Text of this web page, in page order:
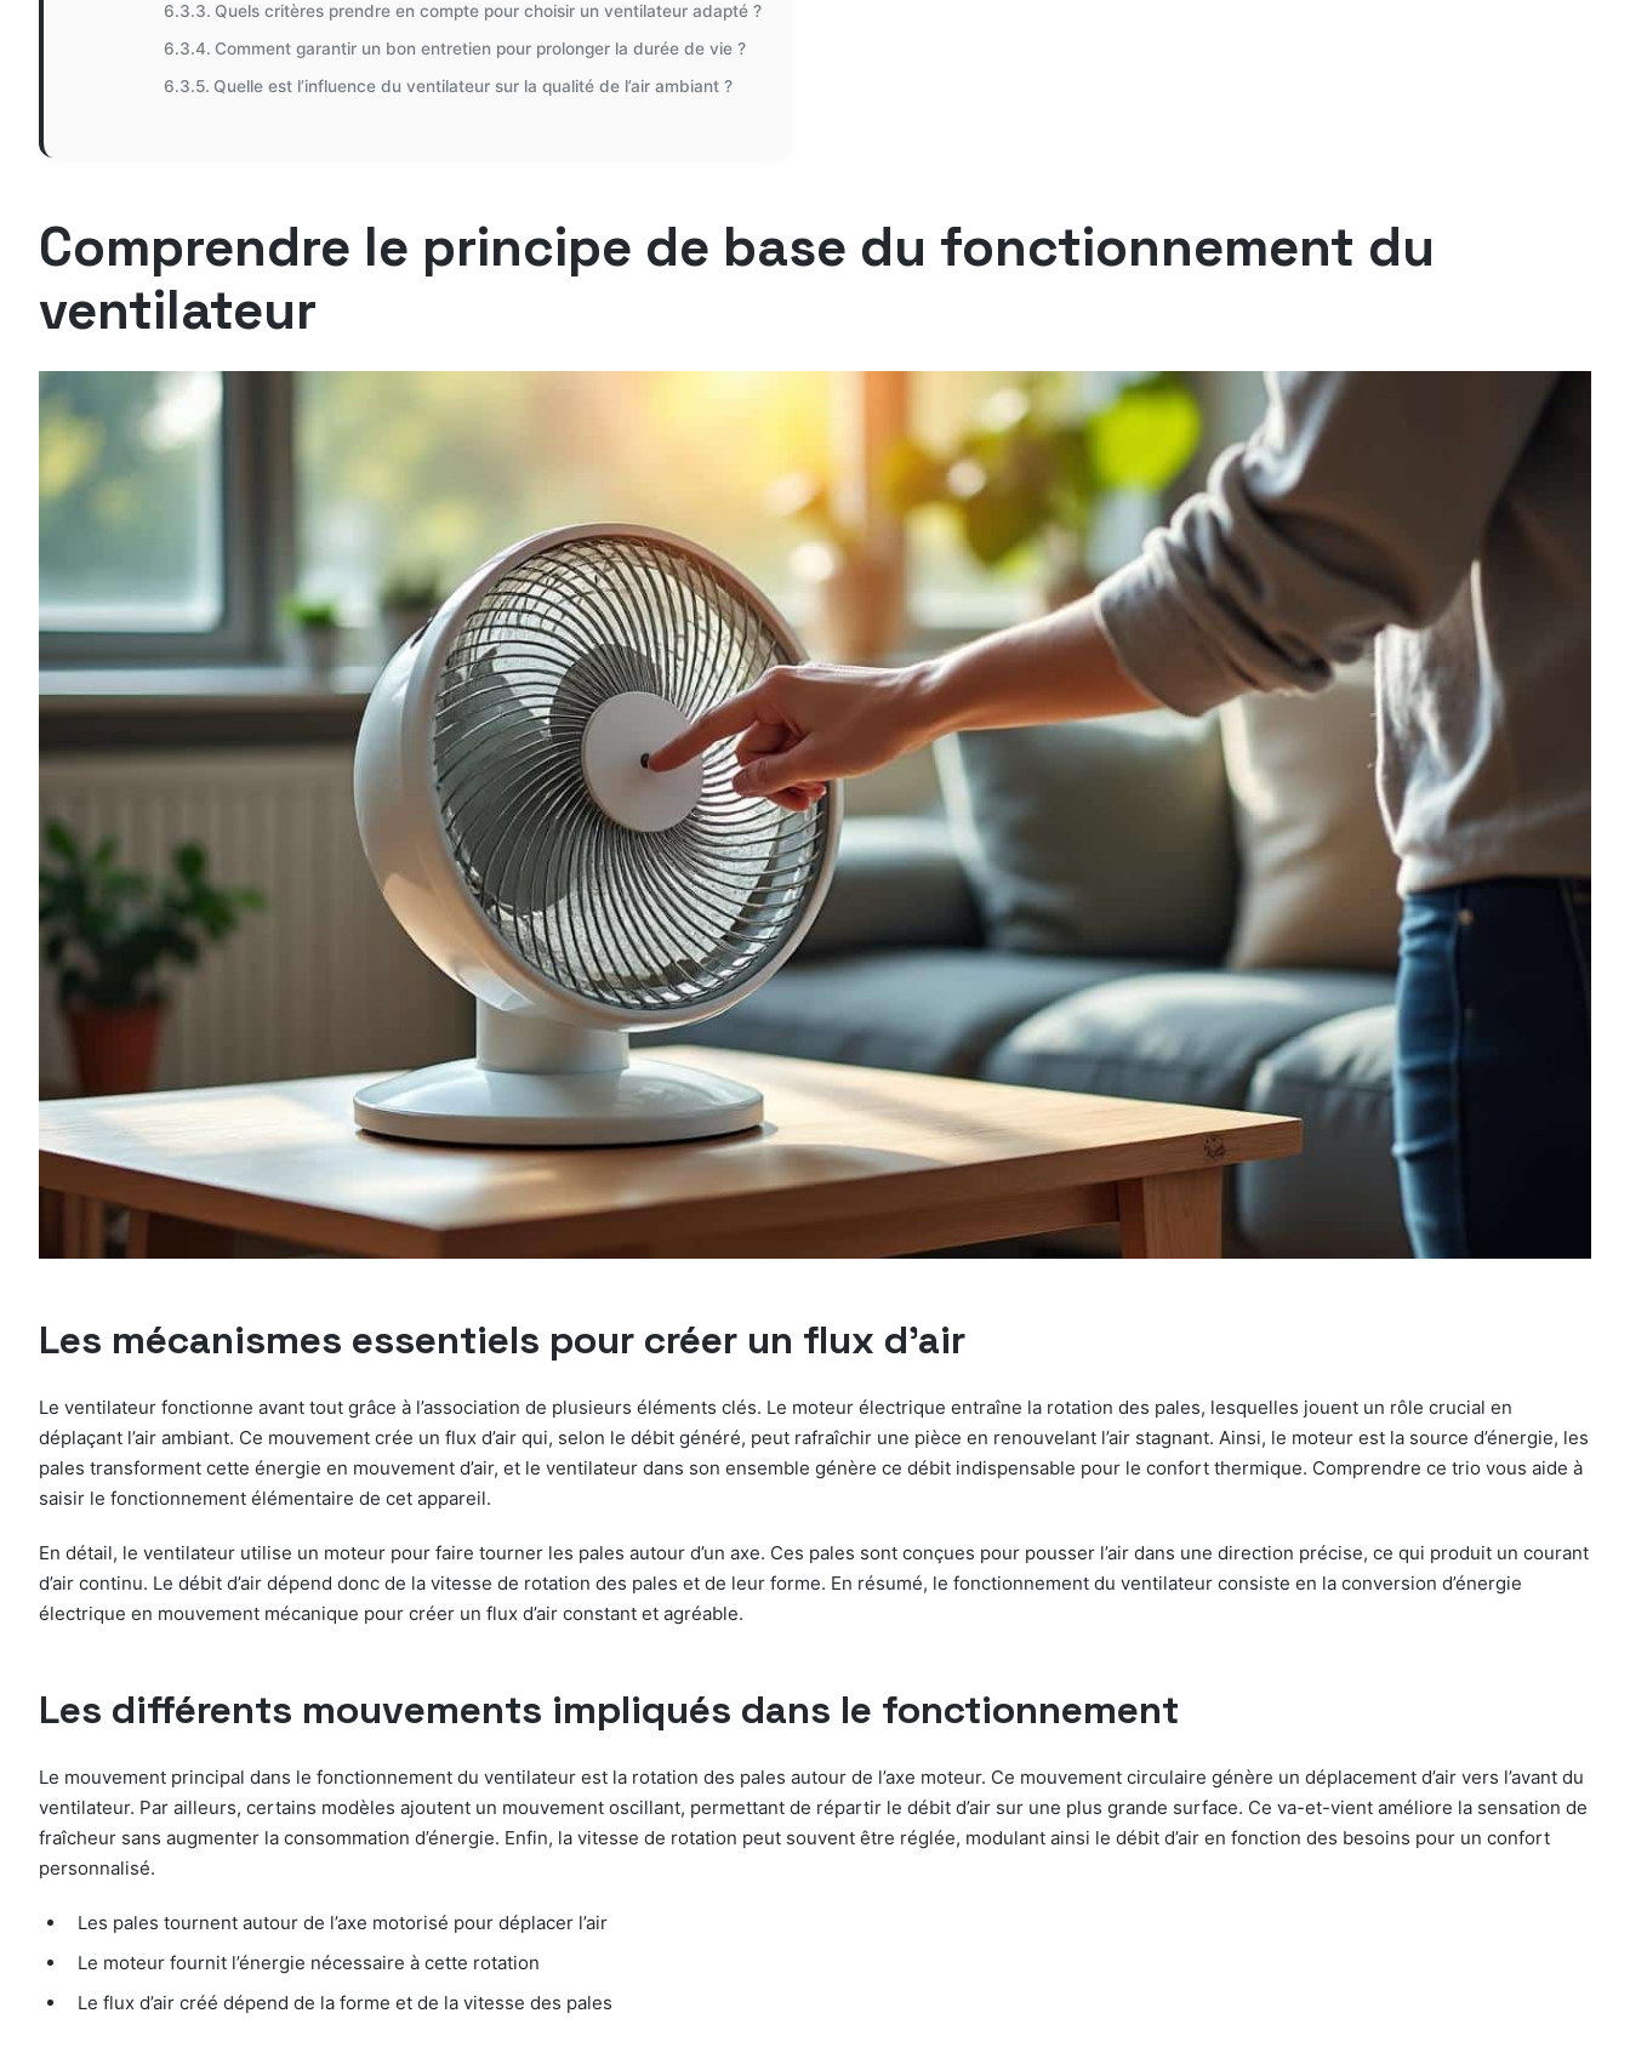
Quels critères prendre en compte pour choisir un ventilateur adapté ?
Comment garantir un bon entretien pour prolonger la durée de vie ?
Quelle est l’influence du ventilateur sur la qualité de l’air ambiant ?
Comprendre le principe de base du fonctionnement du
ventilateur
Les mécanismes essentiels pour créer un flux d’air
Le ventilateur fonctionne avant tout grâce à l’association de plusieurs éléments clés. Le moteur électrique entraîne la rotation des pales, lesquelles jouent un rôle crucial en
déplaçant l’air ambiant. Ce mouvement crée un flux d’air qui, selon le débit généré, peut rafraîchir une pièce en renouvelant l’air stagnant. Ainsi, le moteur est la source d’énergie, les
pales transforment cette énergie en mouvement d’air, et le ventilateur dans son ensemble génère ce débit indispensable pour le confort thermique. Comprendre ce trio vous aide à
saisir le fonctionnement élémentaire de cet appareil.
En détail, le ventilateur utilise un moteur pour faire tourner les pales autour d’un axe. Ces pales sont conçues pour pousser l’air dans une direction précise, ce qui produit un courant
d’air continu. Le débit d’air dépend donc de la vitesse de rotation des pales et de leur forme. En résumé, le fonctionnement du ventilateur consiste en la conversion d’énergie
électrique en mouvement mécanique pour créer un flux d’air constant et agréable.
Les différents mouvements impliqués dans le fonctionnement
Le mouvement principal dans le fonctionnement du ventilateur est la rotation des pales autour de l’axe moteur. Ce mouvement circulaire génère un déplacement d’air vers l’avant du
ventilateur. Par ailleurs, certains modèles ajoutent un mouvement oscillant, permettant de répartir le débit d’air sur une plus grande surface. Ce va-et-vient améliore la sensation de
fraîcheur sans augmenter la consommation d’énergie. Enfin, la vitesse de rotation peut souvent être réglée, modulant ainsi le débit d’air en fonction des besoins pour un confort
personnalisé.
Les pales tournent autour de l’axe motorisé pour déplacer l’air
Le moteur fournit l’énergie nécessaire à cette rotation
Le flux d’air créé dépend de la forme et de la vitesse des pales